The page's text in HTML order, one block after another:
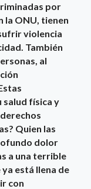
por
la ONU, tienen
violencia
También
al
salud física y
Quien las
dolor
a una terrible
está llena de
con